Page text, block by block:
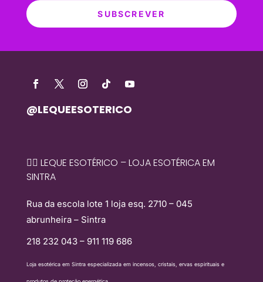
SUBSCREVER
@LEQUEESOTERICO
🧙‍♀️ LEQUE ESOTÉRICO – LOJA ESOTÉRICA EM
SINTRA
Rua da escola lote 1 loja esq. 2710 – 045
abrunheira – Sintra
218 232 043 – 911 119 686
Loja esotérica em Sintra especializada em incensos, cristais, ervas espirituais e